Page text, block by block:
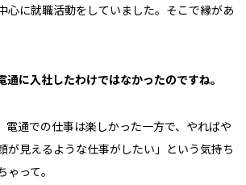
心に就職活動をしていました。そこで縁があ
通に入社したわけではなかったのですね。
電通での仕事は楽しかった一方で、やればや
が見えるような仕事がしたい」という気持ち
って。